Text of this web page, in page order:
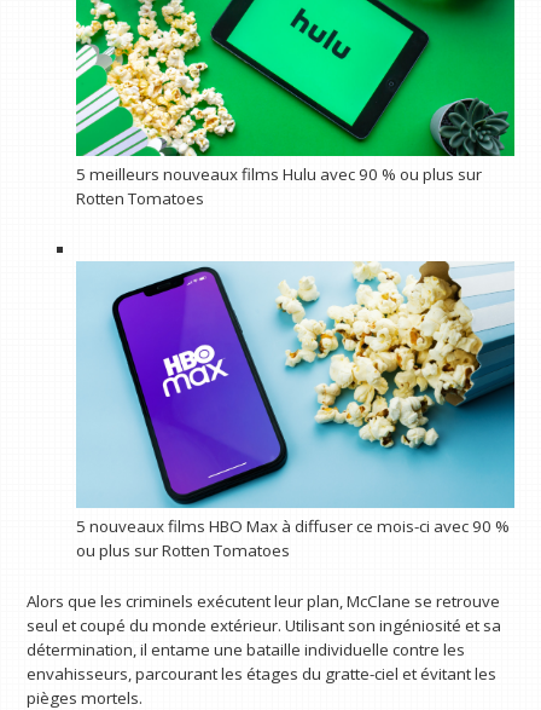
5 meilleurs nouveaux films Hulu avec 90 % ou plus sur
Rotten Tomatoes
5 nouveaux films HBO Max à diffuser ce mois-ci avec 90 %
ou plus sur Rotten Tomatoes
Alors que les criminels exécutent leur plan, McClane se retrouve
seul et coupé du monde extérieur. Utilisant son ingéniosité et sa
détermination, il entame une bataille individuelle contre les
envahisseurs, parcourant les étages du gratte-ciel et évitant les
pièges mortels.